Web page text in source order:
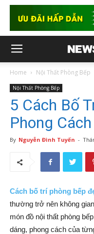
Home Nội Thất Phòng Bếp
Nội Thất Phòng Bếp
5 Cách Bố
Phong
By Nguyễn Đình Tuyến -
Cách bố trí phòng bếp
thường trở nên không
món đồ nội thất phòng
dáng, phong cách của